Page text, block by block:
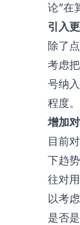
论”在
引入
除了
考虑
号纳
程度。
增加
目前
下趋
往对
以考
是否